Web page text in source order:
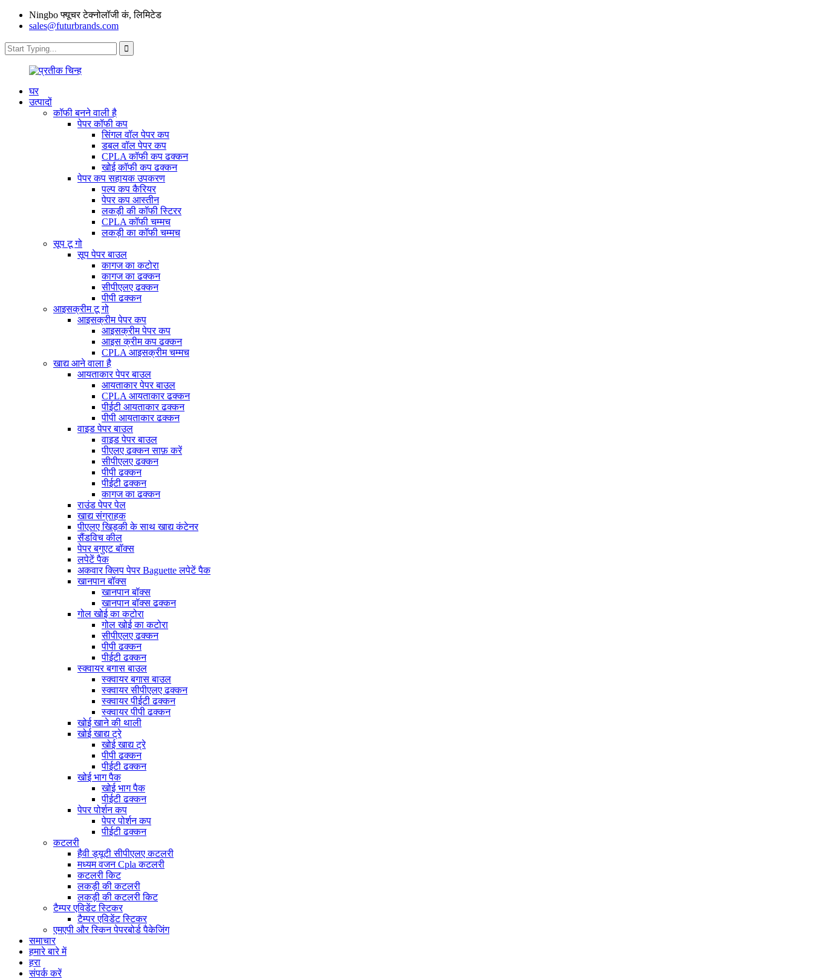
Ningbo फ्यूचर टेक्नोलॉजी कं, लिमिटेड
sales@futurbrands.com
घर
उत्पादों
कॉफी बनने वाली है
पेपर कॉफी कप
सिंगल वॉल पेपर कप
डबल वॉल पेपर कप
CPLA कॉफी कप ढक्कन
खोई कॉफी कप ढक्कन
पेपर कप सहायक उपकरण
पल्प कप कैरियर
पेपर कप आस्तीन
लकड़ी की कॉफी स्टिरर
CPLA कॉफी चम्मच
लकड़ी का कॉफी चम्मच
सूप टू गो
सूप पेपर बाउल
कागज का कटोरा
कागज का ढक्कन
सीपीएलए ढक्कन
पीपी ढक्कन
आइसक्रीम टू गो
आइसक्रीम पेपर कप
आइसक्रीम पेपर कप
आइस क्रीम कप ढक्कन
CPLA आइसक्रीम चम्मच
खाद्य आने वाला है
आयताकार पेपर बाउल
आयताकार पेपर बाउल
CPLA आयताकार ढक्कन
पीईटी आयताकार ढक्कन
पीपी आयताकार ढक्कन
वाइड पेपर बाउल
वाइड पेपर बाउल
पीएलए ढक्कन साफ़ करें
सीपीएलए ढक्कन
पीपी ढक्कन
पीईटी ढक्कन
कागज का ढक्कन
राउंड पेपर पेल
खाद्य संग्राहक
पीएलए खिड़की के साथ खाद्य कंटेनर
सैंडविच कील
पेपर बगुएट बॉक्स
लपेटें पैक
अकवार क्लिप पेपर Baguette लपेटें पैक
खानपान बॉक्स
खानपान बॉक्स
खानपान बॉक्स ढक्कन
गोल खोई का कटोरा
गोल खोई का कटोरा
सीपीएलए ढक्कन
पीपी ढक्कन
पीईटी ढक्कन
स्क्वायर बगास बाउल
स्क्वायर बगास बाउल
स्क्वायर सीपीएलए ढक्कन
स्क्वायर पीईटी ढक्कन
स्क्वायर पीपी ढक्कन
खोई खाने की थाली
खोई खाद्य ट्रे
खोई खाद्य ट्रे
पीपी ढक्कन
पीईटी ढक्कन
खोई भाग पैक
खोई भाग पैक
पीईटी ढक्कन
पेपर पोर्शन कप
पेपर पोर्शन कप
पीईटी ढक्कन
कटलरी
हैवी ड्यूटी सीपीएलए कटलरी
मध्यम वजन Cpla कटलरी
कटलरी किट
लकड़ी की कटलरी
लकड़ी की कटलरी किट
टैम्पर एविडेंट स्टिकर
टैम्पर एविडेंट स्टिकर
एमएपी और स्किन पेपरबोर्ड पैकेजिंग
समाचार
हमारे बारे में
हरा
संपर्क करें